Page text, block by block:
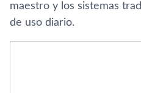
maestro y los sistemas
de uso diario.